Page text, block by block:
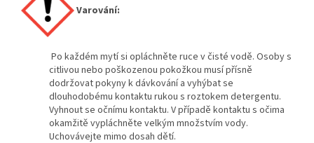
Varování:
Po každém mytí si opláchněte ruce v čisté vodě. Osoby s
citlivou nebo poškozenou pokožkou musí přísně
dodržovat pokyny k dávkování a vyhýbat se
dlouhodobému kontaktu rukou s roztokem detergentu.
Vyhnout se očnímu kontaktu. V případě kontaktu s očima
okamžitě vypláchněte velkým množstvím vody.
Uchovávejte mimo dosah dětí.